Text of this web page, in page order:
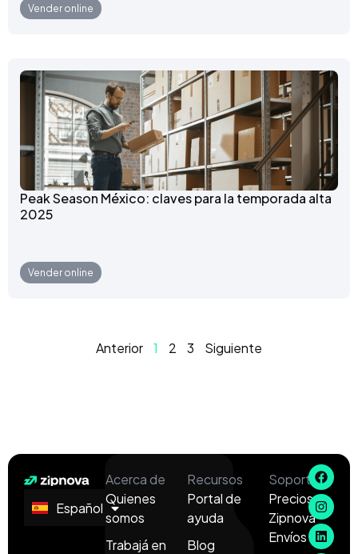
Vender online
Peak Season México: claves para la temporada alta
2025
Vender online
Anterior 1 2 3 Siguiente
Español
English
Acerca de
Quienes
somos
Trabajá en
Recursos
Portal de
ayuda
Blog
Soporte
Precios
Zipnova
Envíos